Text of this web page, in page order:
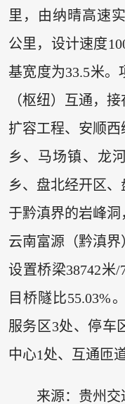
里，由纳晴高速
公里，设计速度
基宽度为33.5米
（枢纽）互通，
扩容工程、安顺
乡、马场镇、龙
乡、盘北经开区
于黔滇界的岩峰
云南富源（黔滇
设置桥梁38742米/
目桥隧比55.03%
服务区3处、停车
中心1处、互通匝
来源：贵州